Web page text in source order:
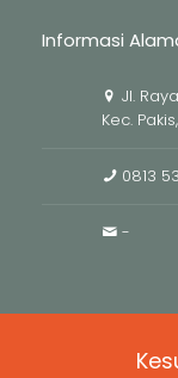
Informasi
Jl.
Kec.
0813
-